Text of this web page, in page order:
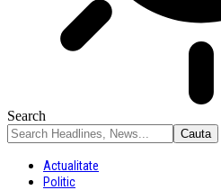
Search
Actualitate
Politic